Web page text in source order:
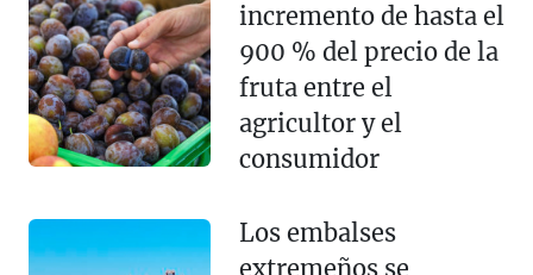
incremento de hasta el
900 % del precio de la
fruta entre el
agricultor y el
consumidor
Los embalses
extremeños se